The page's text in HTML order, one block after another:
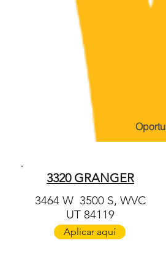
3320 GRANGER
3464 W 3500 S, WVC
UT 84119
Aplicar aquí